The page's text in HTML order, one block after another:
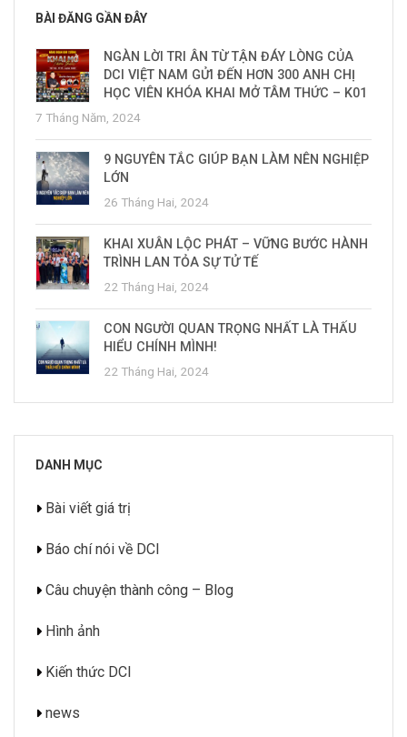
BÀI ĐĂNG GẦN ĐÂY
NGÀN LỜI TRI ÂN TỪ TẬN ĐÁY LÒNG CỦA
DCI VIỆT NAM GỬI ĐẾN HƠN 300 ANH CHỊ
HỌC VIÊN KHÓA KHAI MỞ TÂM THỨC – K01
7 Tháng Năm, 2024
9 NGUYÊN TẮC GIÚP BẠN LÀM NÊN NGHIỆP
LỚN
26 Tháng Hai, 2024
KHAI XUÂN LỘC PHÁT – VỮNG BƯỚC HÀNH
TRÌNH LAN TỎA SỰ TỬ TẾ
22 Tháng Hai, 2024
CON NGƯỜI QUAN TRỌNG NHẤT LÀ THẤU
HIỂU CHÍNH MÌNH!
22 Tháng Hai, 2024
DANH MỤC
Bài viết giá trị
Báo chí nói về DCI
Câu chuyện thành công – Blog
Hình ảnh
Kiến thức DCI
news